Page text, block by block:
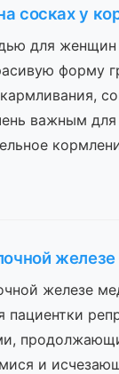
сосках у
для женщин
форму
важным
железе
пациентки
и